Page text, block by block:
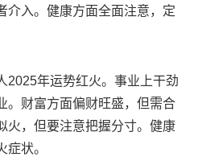
介入。健康方面全面注意，定
2025年运势红火。事业上干劲
。财富方面偏财旺盛，但需合
火，但要注意把握分寸。健康
状。